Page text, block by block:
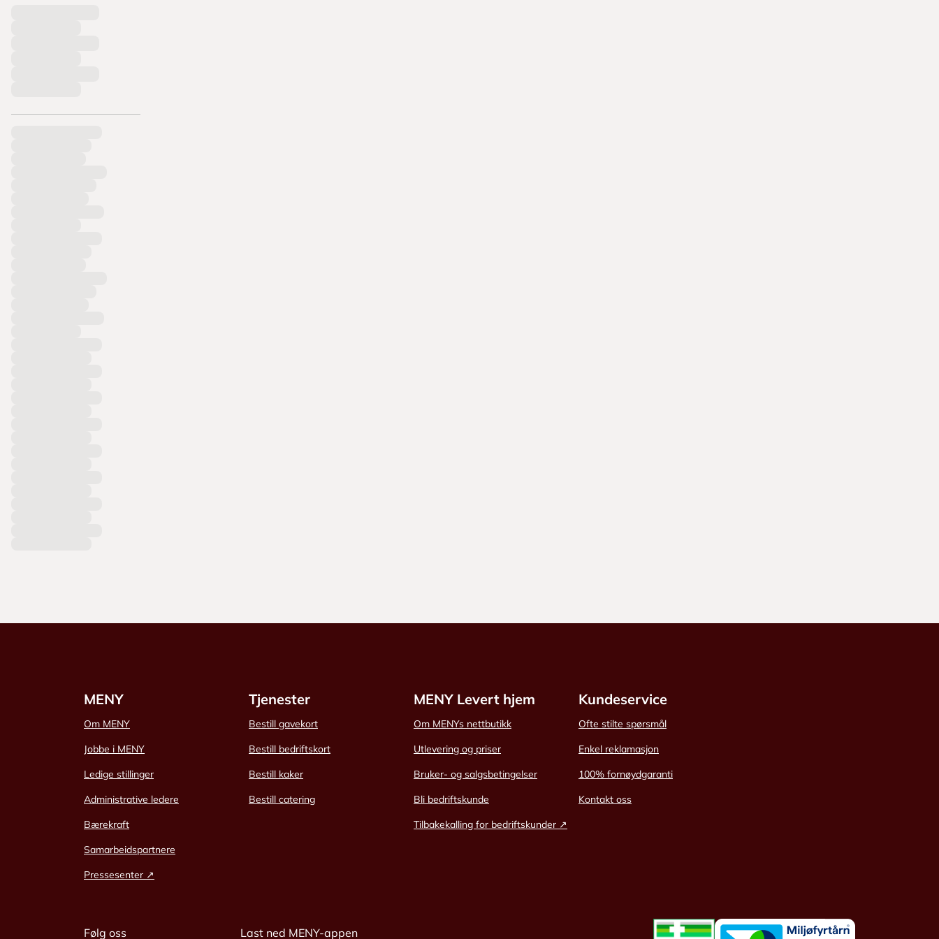
MENY
Om MENY
Jobbe i MENY
Ledige stillinger
Administrative ledere
Bærekraft
Samarbeidspartnere
Pressesenter ↗
Tjenester
Bestill gavekort
Bestill bedriftskort
Bestill kaker
Bestill catering
MENY Levert hjem
Om MENYs nettbutikk
Utlevering og priser
Bruker- og salgsbetingelser
Bli bedriftskunde
Tilbakekalling for bedriftskunder ↗
Kundeservice
Ofte stilte spørsmål
Enkel reklamasjon
100% fornøydgaranti
Kontakt oss
Følg oss Last ned MENY-appen